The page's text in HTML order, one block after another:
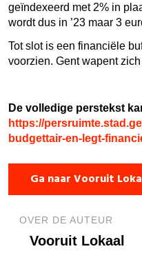
geïndexeerd met 2% in
wordt dus in ’23 maar 3
Tot slot is een financiële
voorzien. Gent wapent
De volledige perstekst
https://
budgettair-en-legt-
Ga naar Vooruit
OVER DE AUTEUR
Vooruit Lokaal